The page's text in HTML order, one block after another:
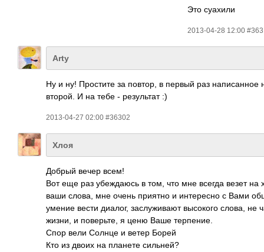
Это суахили
2013-04-28 12:00
Arty
Ну и ну! Простите за повтор, в первый раз написанное
второй. И на тебе - результат :)
2013-04-27 02:00 #36302
Хлоя
Добрый вечер всем!
Вот еще раз убеждаюсь в том, что мне всегда везет
ваши слова, мне очень приятно и интересно с Вами
умение вести диалог, заслуживают высокого слова, не
жизни, и поверьте, я ценю Ваше терпение.
Спор вели Солнце и ветер Борей
Кто из двоих на планете сильней?